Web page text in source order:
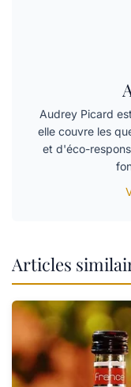
Audrey Picard
elle couvre les
et d'éco-
Articles